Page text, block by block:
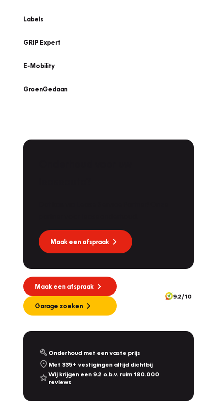
Labels
GRIP Expert
E-Mobility
GroenGedaan
Maak een afspraak
Maak een afspraak
Garage zoeken
9.2/10
Onderhoud met een vaste prijs
Met 335+ vestigingen altijd dichtbij
Wij krijgen een 9.2 o.b.v. ruim 180.000
reviews